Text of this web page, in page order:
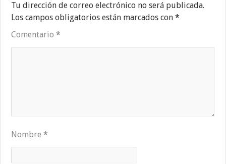
Tu dirección de correo electrónico no será publicada.
Los campos obligatorios están marcados con*
Comentario*
Nombre*